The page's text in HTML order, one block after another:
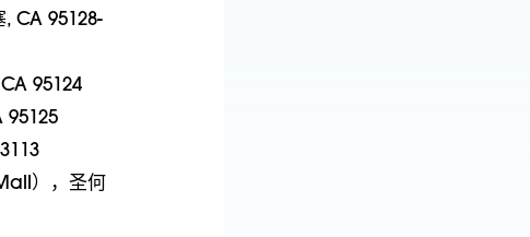
CA 95128-
95124
95125
），圣何